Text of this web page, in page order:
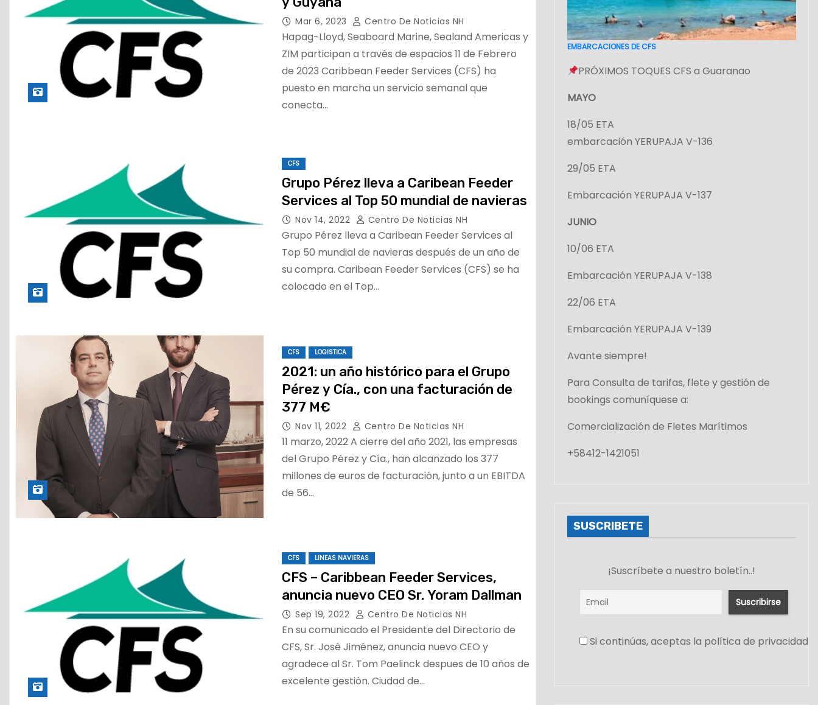
Mar 6, 2023 Centro De Noticias NH
Hapag-Lloyd, Seaboard Marine, Sealand Americas y
ZIM participan a través de espacios 11 de Febrero
de 2023 Caribbean Feeder Services (CFS) ha
puesto en marcha un servicio semanal que
conecta…
CFS
Grupo Pérez lleva a Caribean Feeder
Services al Top 50 mundial de navieras
Nov 14, 2022 Centro De Noticias NH
Grupo Pérez lleva a Caribean Feeder Services al
Top 50 mundial de navieras después de un año de
su compra. Caribean Feeder Services (CFS) se ha
colocado en el Top…
CFS LOGISTICA
2021: un año histórico para el Grupo
Pérez y Cía., con una facturación de
377 M€
Nov 11, 2022 Centro De Noticias NH
11 marzo, 2022 A cierre del año 2021, las empresas
del Grupo Pérez y Cía., han alcanzado los 377
millones de euros de facturación, junto a un EBITDA
de 56…
CFS LINEAS NAVIERAS
CFS – Caribbean Feeder Services,
anuncia nuevo CEO Sr. Yoram Dallman
Sep 19, 2022 Centro De Noticias NH
En su comunicado el Presidente del Directorio de
CFS, Sr. José Jiménez, anuncia nuevo CEO y
agradece al Sr. Tom Paelinck despues de 10 años de
excelente gestión. Ciudad de…
EMBARCACIONES DE CFS
PRÓXIMOS TOQUES CFS a Guaranao
MAYO
18/05 ETA
embarcación YERUPAJA V-136
29/05 ETA
Embarcación YERUPAJA V-137
JUNIO
10/06 ETA
Embarcación YERUPAJA V-138
22/06 ETA
Embarcación YERUPAJA V-139
Avante siempre!
Para Consulta de tarifas, flete y gestión de
bookings comuníquese a:
Comercialización de Fletes Marítimos
+58412-1421051
SUSCRIBETE
¡Suscríbete a nuestro boletín..!
Si continúas, aceptas la política de privacidad